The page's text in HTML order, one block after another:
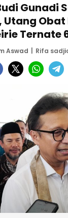
Gunadi
Obat
Ternate
Aswad Rifa